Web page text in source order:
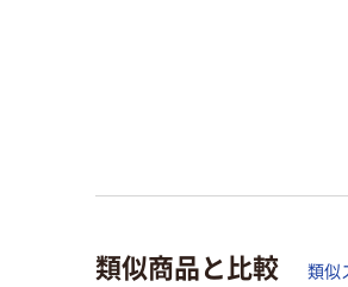
類似商品と比較 類似